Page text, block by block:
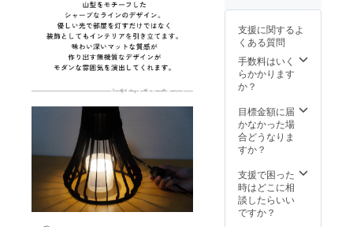
色味が
異なる
場合が
ござい
ます。
※ご注文
材の供
給状
況、製
合等に
より出
荷時期
が遅れ
下がる
可能性
もござ
いま
す。 ※
商品写
り実物
の色に
近づけ
ており
ます
が、 お
使いの
ん。 ※
キャン
ドルは
含まれ
ており
ませ
皆様の
ご支援
により
量産効
上した
場合、
正規販
売価格
支援に関するよ
くある質問
手数料はいく
らかかります
か？
目標金額に届
かなかった場
合どうなりま
すか？
支援で困った
時はどこに相
談したらいい
ですか？